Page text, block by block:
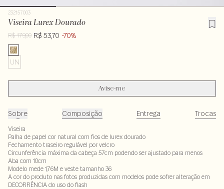
232157003
Viseira Lurex Dourado
R$ 179,00 R$ 53,70 -70%
UN
Avise-me
Sobre Composição Entrega Trocas
Viseira
Palha de papel cor natural com fios de lurex dourado
Fechamento traseiro regulável por velcro
Circunferência máxima da cabeça 57cm podendo ser ajustado para menos
Aba com 10cm
Modelo mede 1,76M e veste tamanho 36
A cor do produto nas fotos produzidas com modelos pode sofrer alteração em
DECORRÊNCIA do uso do flash